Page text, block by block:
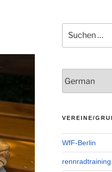
nach:
VEREINE/
WfF-Berlin